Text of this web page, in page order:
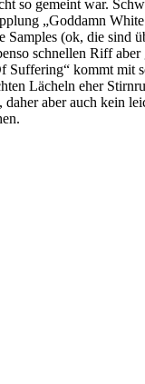
so gemeint war.
„Goddamn
Samples (ok, die
schnellen Riff
Suffering“ kommt mit
Lächeln eher
aber auch kein